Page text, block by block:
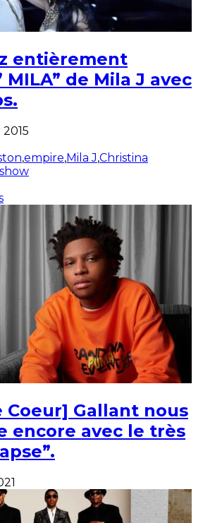
entièrement
MILA” de Mila J avec
,empire,Mila J,Christina
Coeur] Gallant nous
encore avec le très